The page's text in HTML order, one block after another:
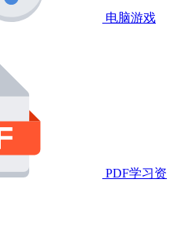
电脑游戏
PDF学习资